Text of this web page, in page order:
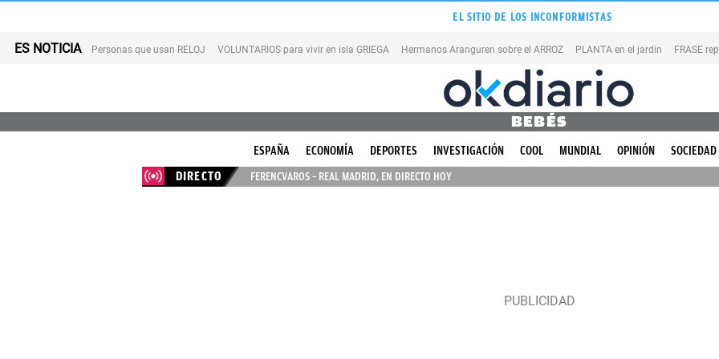
EL SITIO DE LOS INCONFORMISTAS
ES NOTICIA Personas que usan RELOJ VOLUNTARIOS para vivir en isla GRIEGA Hermanos Aranguren sobre el ARROZ PLANTA en el jardin FRASE
BEBÉS
ESPAÑA ECONOMÍA DEPORTES INVESTIGACIÓN COOL MUNDIAL OPINIÓN SOCIEDAD
DIRECTO
FERENCVAROS – REAL MADRID, EN DIRECTO HOY